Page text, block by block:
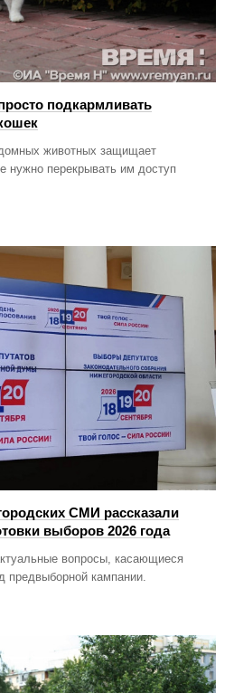
подкармливать
животных защищает
нужно перекрывать им доступ
СМИ рассказали
выборов 2026 года
вопросы, касающиеся
предвыборной кампании.